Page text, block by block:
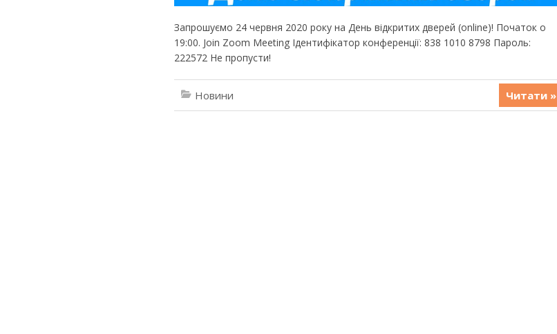
Запрошуємо 24 червня 2020 року на День відкритих дверей (online)! Початок о
19:00. Join Zoom Meeting Ідентифікатор конференції: 838 1010 8798 Пароль:
222572 Не пропусти!
Новини Читати »